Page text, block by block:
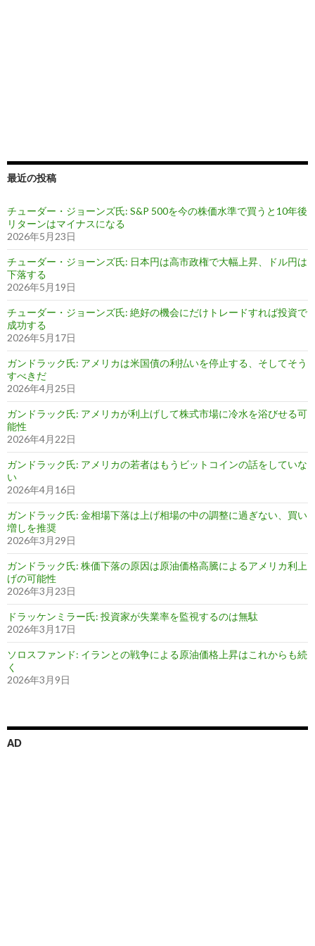
最近の投稿
チューダー・ジョーンズ氏: S&P 500を今の株価水準で買うと10年後
リターンはマイナスになる
2026年5月23日
チューダー・ジョーンズ氏: 日本円は高市政権で大幅上昇、ドル円は
下落する
2026年5月19日
チューダー・ジョーンズ氏: 絶好の機会にだけトレードすれば投資で
成功する
2026年5月17日
ガンドラック氏: アメリカは米国債の利払いを停止する、そしてそう
すべきだ
2026年4月25日
ガンドラック氏: アメリカが利上げして株式市場に冷水を浴びせる可
能性
2026年4月22日
ガンドラック氏: アメリカの若者はもうビットコインの話をしていな
い
2026年4月16日
ガンドラック氏: 金相場下落は上げ相場の中の調整に過ぎない、買い
増しを推奨
2026年3月29日
ガンドラック氏: 株価下落の原因は原油価格高騰によるアメリカ利上
げの可能性
2026年3月23日
ドラッケンミラー氏: 投資家が失業率を監視するのは無駄
2026年3月17日
ソロスファンド: イランとの戦争による原油価格上昇はこれからも続
く
2026年3月9日
AD